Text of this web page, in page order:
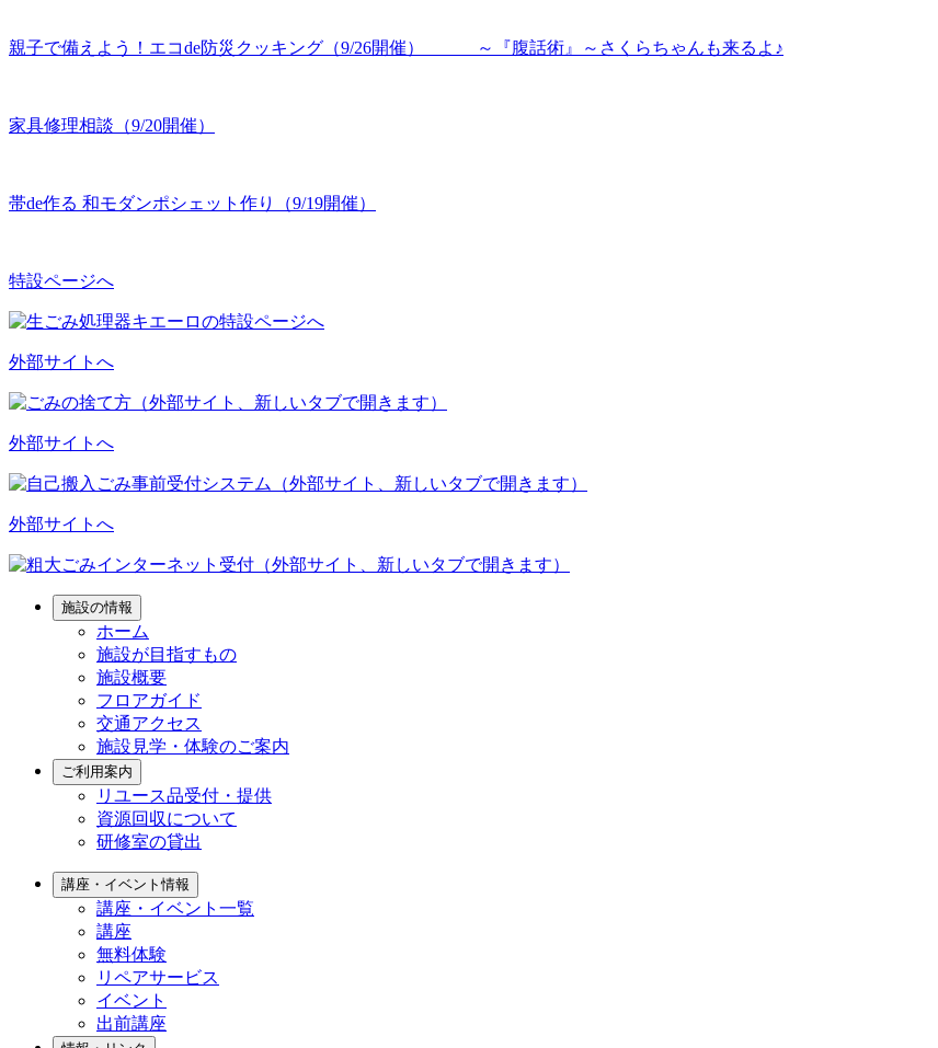
親子で備えよう！エコde防災クッキング（9/26開催） ～『腹話術』～さくらちゃんも来るよ♪
家具修理相談（9/20開催）
帯de作る 和モダンポシェット作り（9/19開催）
特設ページへ
外部サイトへ
外部サイトへ
外部サイトへ
施設の情報
ホーム
施設が目指すもの
施設概要
フロアガイド
交通アクセス
施設見学・体験のご案内
ご利用案内
リユース品受付・提供
資源回収について
研修室の貸出
講座・イベント情報
講座・イベント一覧
講座
無料体験
リペアサービス
イベント
出前講座